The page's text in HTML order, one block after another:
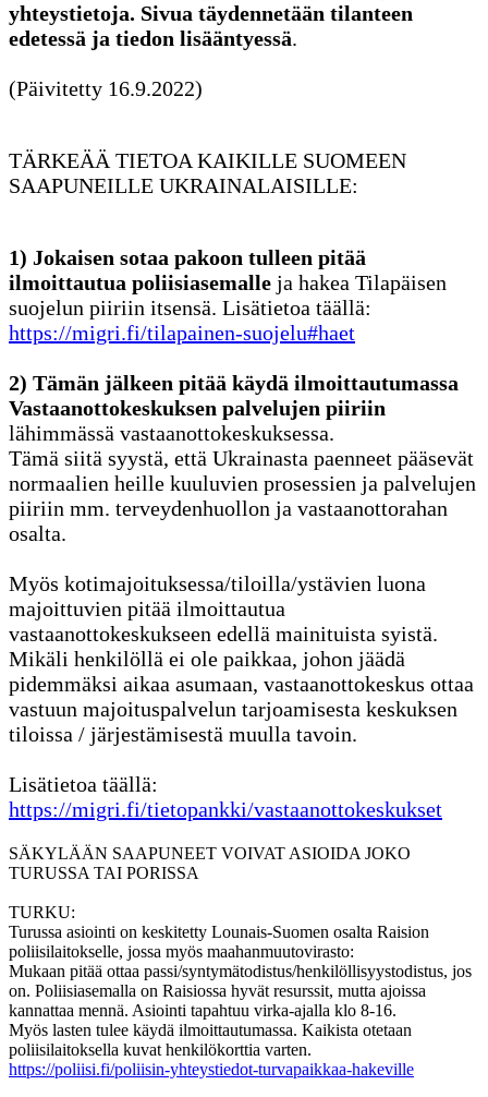
yhteystietoja. Sivua täydennetään tilanteen
edetessä ja tiedon lisääntyessä.
(Päivitetty 16.9.2022)
TÄRKEÄÄ TIETOA KAIKILLE SUOMEEN
SAAPUNEILLE UKRAINALAISILLE:
1) Jokaisen sotaa pakoon tulleen pitää
ilmoittautua poliisiasemalle ja hakea Tilapäisen
suojelun piiriin itsensä. Lisätietoa täällä:
https://migri.fi/tilapainen-suojelu#haet
2) Tämän jälkeen pitää käydä ilmoittautumassa
Vastaanottokeskuksen palvelujen piiriin
lähimmässä vastaanottokeskuksessa.
Tämä siitä syystä, että Ukrainasta paenneet pääsevät
normaalien heille kuuluvien prosessien ja palvelujen
piiriin mm. terveydenhuollon ja vastaanottorahan
osalta.
Myös kotimajoituksessa/tiloilla/ystävien luona
majoittuvien pitää ilmoittautua
vastaanottokeskukseen edellä mainituista syistä.
Mikäli henkilöllä ei ole paikkaa, johon jäädä
pidemmäksi aikaa asumaan, vastaanottokeskus ottaa
vastuun majoituspalvelun tarjoamisesta keskuksen
tiloissa / järjestämisestä muulla tavoin.
Lisätietoa täällä:
https://migri.fi/tietopankki/vastaanottokeskukset
SÄKYLÄÄN SAAPUNEET VOIVAT ASIOIDA JOKO
TURUSSA TAI PORISSA
TURKU:
Turussa asiointi on keskitetty Lounais-Suomen osalta Raision
poliisilaitokselle, jossa myös maahanmuutovirasto:
Mukaan pitää ottaa passi/syntymätodistus/henkilöllisyystodistus, jos
on. Poliisiasemalla on Raisiossa hyvät resurssit, mutta ajoissa
kannattaa mennä. Asiointi tapahtuu virka-ajalla klo 8-16.
Myös lasten tulee käydä ilmoittautumassa. Kaikista otetaan
poliisilaitoksella kuvat henkilökorttia varten.
https://poliisi.fi/poliisin-yhteystiedot-turvapaikkaa-hakeville